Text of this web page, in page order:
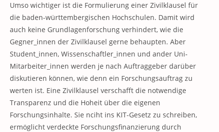
Umso wichtiger ist die Formulierung einer Zivilklausel für
die baden-württembergischen Hochschulen. Damit wird
auch keine Grundlagenforschung verhindert, wie die
Gegner_innen der Zivilklausel gerne behaupten. Aber
Student_innen, Wissenschaftler_innen und ander Uni-
Mitarbeiter_innen werden je nach Auftraggeber darüber
diskutieren können, wie denn ein Forschungsauftrag zu
werten ist. Eine Zivilklausel verschafft die notwendige
Transparenz und die Hoheit über die eigenen
Forschungsinhalte. Sie nciht ins KIT-Gesetz zu schreiben,
ermöglicht verdeckte Forschungsfinanzierung durch